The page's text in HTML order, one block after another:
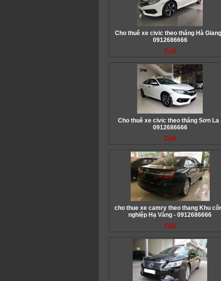
Cho thuê xe civic theo tháng Hà
0912686666
Call
Cho thuê xe civic theo tháng Sơn La
0912686666
Call
cho thue xe camry theo thang Khu
nghiệp Hạ Vàng - 0912686666
Call